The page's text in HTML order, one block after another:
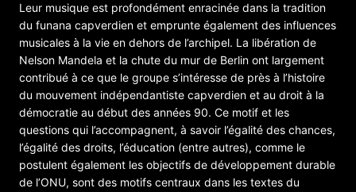
Leur musique est profondément enracinée dans la tradition
du funana capverdien et emprunte également des influences
musicales à la vie en dehors de l’archipel. La libération de
Nelson Mandela et la chute du mur de Berlin ont largement
contribué à ce que le groupe s’intéresse de près à l’histoire
du mouvement indépendantiste capverdien et au droit à la
démocratie au début des années 90. Ce motif et les
questions qui l’accompagnent, à savoir l’égalité des chances,
l’égalité des droits, l’éducation (entre autres), comme le
postulent également les objectifs de développement durable
de l’ONU, sont des motifs centraux dans les textes du